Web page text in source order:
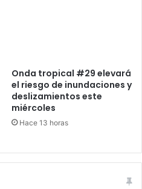
Onda tropical #29 elevará
el riesgo de inundaciones y
deslizamientos este
miércoles
Hace 13 horas